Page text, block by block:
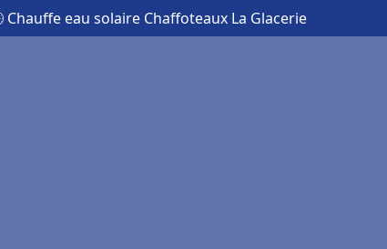
Chauffe eau solaire Chaffoteaux La Glacerie